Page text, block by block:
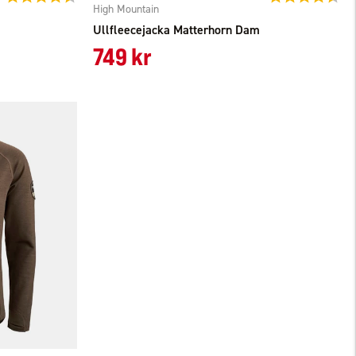
Ullfleecejacka Matterhorn Dam
High Mountain
749 kr